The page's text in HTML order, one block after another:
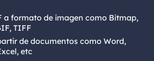
a formato de imagen como Bitmap,
TIFF
de documentos como Word,
etc